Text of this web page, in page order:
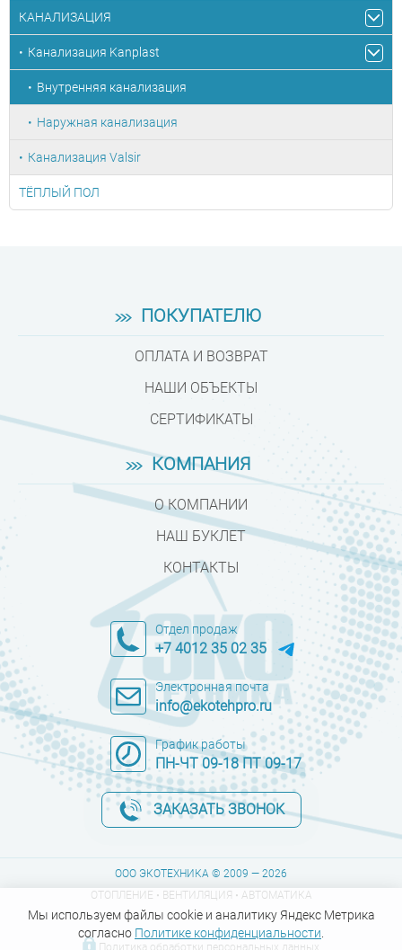
КАНАЛИЗАЦИЯ
Канализация Kanplast
Внутренняя канализация
Наружная канализация
Канализация Valsir
ТЁПЛЫЙ ПОЛ
ПОКУПАТЕЛЮ
ОПЛАТА И ВОЗВРАТ
НАШИ ОБЪЕКТЫ
СЕРТИФИКАТЫ
КОМПАНИЯ
О КОМПАНИИ
НАШ БУКЛЕТ
КОНТАКТЫ
Отдел продаж
+7 4012 35 02 35
Электронная почта
info@ekotehpro.ru
График работы
ПН-ЧТ 09-18 ПТ 09-17
ЗАКАЗАТЬ ЗВОНОК
ООО ЭКОТЕХНИКА © 2009 — 2026
ОТОПЛЕНИЕ • ВЕНТИЛЯЦИЯ • АВТОМАТИКА
Политика обработки персональных данных
Мы используем файлы cookie и аналитику Яндекс Метрика
согласно Политике конфиденциальности